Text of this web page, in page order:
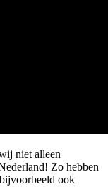
niet alleen
Zo hebben
ook